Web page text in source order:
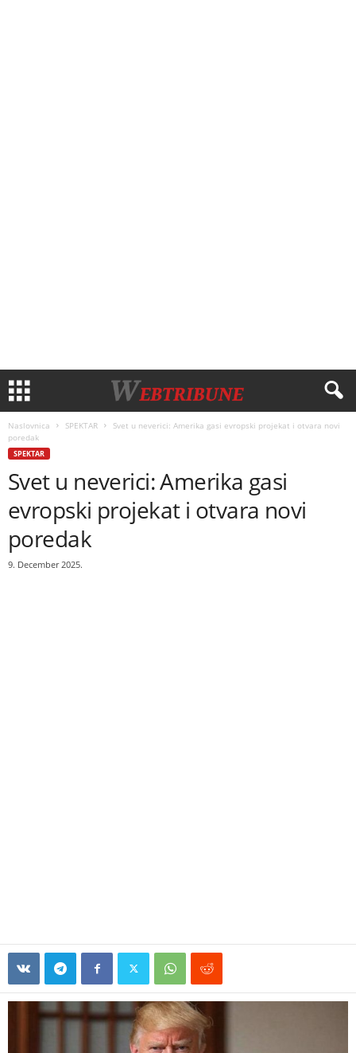
Naslovnica SPEKTAR
Svet u neverici: Amerika gasi evropski projekat i otvara novi
poredak
SPEKTAR
Svet u neverici: Amerika gasi
evropski projekat i otvara novi
poredak
9. December 2025.